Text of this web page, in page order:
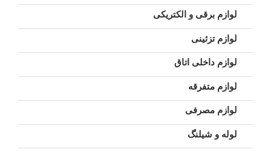
لوازم برقی و الکتریکی
لوازم تزئینی
لوازم داخلی اتاق
لوازم متفرقه
لوازم مصرفی
لوله و شیلنگ